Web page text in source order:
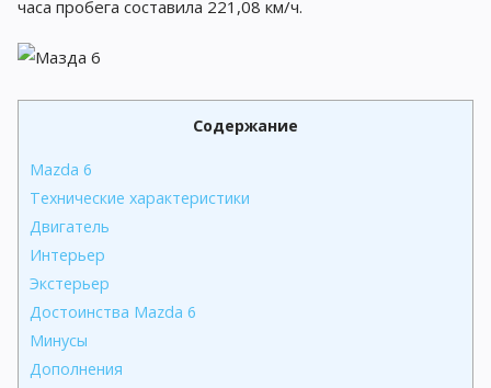
часа пробега составила 221,08 км/ч.
Содержание
Mazda 6
Технические характеристики
Двигатель
Интерьер
Экстерьер
Достоинства Mazda 6
Минусы
Дополнения